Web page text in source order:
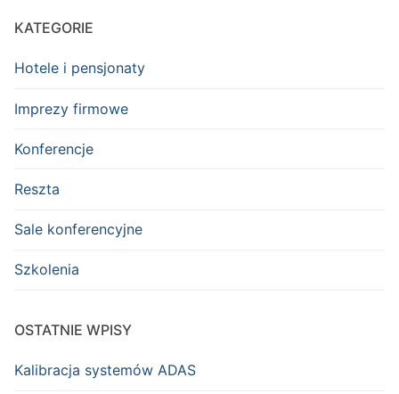
KATEGORIE
Hotele i pensjonaty
Imprezy firmowe
Konferencje
Reszta
Sale konferencyjne
Szkolenia
OSTATNIE WPISY
Kalibracja systemów ADAS